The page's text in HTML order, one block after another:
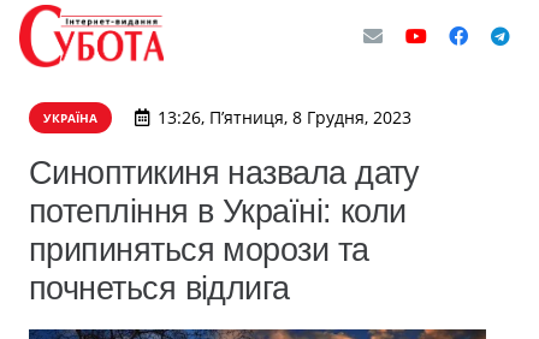
УКРАЇНА 13:26, П’ятниця, 8 Грудня, 2023
Синоптикиня назвала дату
потепління в Україні: коли
припиняться морози та
почнеться відлига